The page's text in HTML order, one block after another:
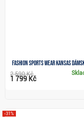
Fashion Sports Wear Kansas
2 590 Kč
1 799 Kč
-31%